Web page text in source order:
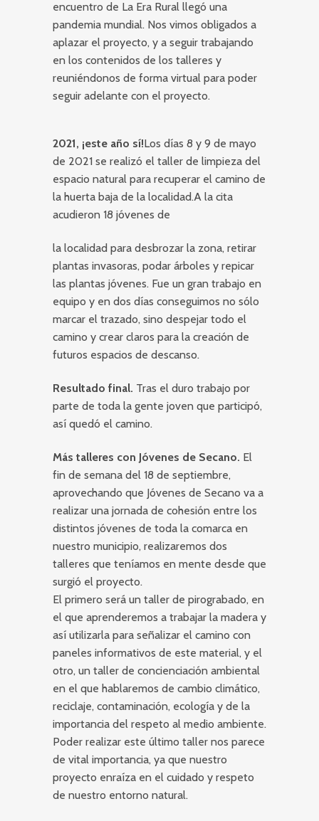
encuentro de La Era Rural llegó una
pandemia mundial. Nos vimos obligados a
aplazar el proyecto, y a seguir trabajando
en los contenidos de los talleres y
reuniéndonos de forma virtual para poder
seguir adelante con el proyecto.
2021, ¡este año sí!Los días 8 y 9 de mayo
de 2021 se realizó el taller de limpieza del
espacio natural para recuperar el camino de
la huerta baja de la localidad.A la cita
acudieron 18 jóvenes de
la localidad para desbrozar la zona, retirar
plantas invasoras, podar árboles y repicar
las plantas jóvenes. Fue un gran trabajo en
equipo y en dos días conseguimos no sólo
marcar el trazado, sino despejar todo el
camino y crear claros para la creación de
futuros espacios de descanso.
Resultado final. Tras el duro trabajo por
parte de toda la gente joven que participó,
así quedó el camino.
Más talleres con Jóvenes de Secano. El
fin de semana del 18 de septiembre,
aprovechando que Jóvenes de Secano va a
realizar una jornada de cohesión entre los
distintos jóvenes de toda la comarca en
nuestro municipio, realizaremos dos
talleres que teníamos en mente desde que
surgió el proyecto.
El primero será un taller de pirograbado, en
el que aprenderemos a trabajar la madera y
así utilizarla para señalizar el camino con
paneles informativos de este material, y el
otro, un taller de concienciación ambiental
en el que hablaremos de cambio climático,
reciclaje, contaminación, ecología y de la
importancia del respeto al medio ambiente.
Poder realizar este último taller nos parece
de vital importancia, ya que nuestro
proyecto enraíza en el cuidado y respeto
de nuestro entorno natural.